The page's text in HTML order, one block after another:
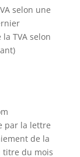
selon une
TVA selon
par la lettre
de la
titre du mois